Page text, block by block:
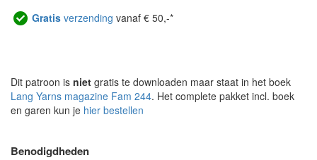
Gratis verzending vanaf € 50,-*
Dit patroon is niet gratis te downloaden maar staat in het boek
Lang Yarns magazine Fam 244. Het complete pakket incl. boek
en garen kun je hier bestellen
Benodigdheden